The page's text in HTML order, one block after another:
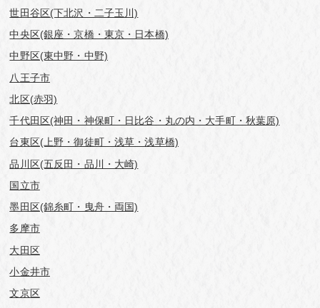
世田谷区(下北沢・二子玉川)
中央区(銀座・京橋・東京・日本橋)
中野区(東中野・中野)
八王子市
北区(赤羽)
千代田区(神田・神保町・日比谷・丸の内・大手町・秋葉原)
台東区(上野・御徒町・浅草・浅草橋)
品川区(五反田・品川・大崎)
国立市
墨田区(錦糸町・曳舟・両国)
多摩市
大田区
小金井市
文京区